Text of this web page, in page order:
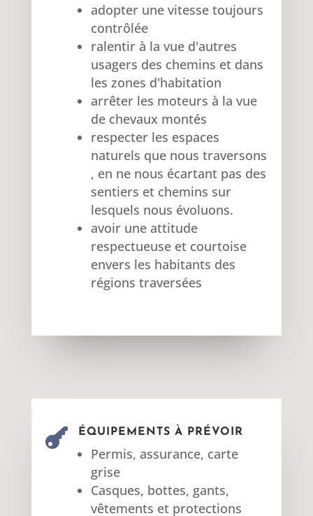
adopter une vitesse toujours
contrôlée
ralentir à la vue d'autres
usagers des chemins et dans
les zones d'habitation
arrêter les moteurs à la vue
de chevaux montés
respecter les espaces
naturels que nous traversons
, en ne nous écartant pas des
sentiers et chemins sur
lesquels nous évoluons.
avoir une attitude
respectueuse et courtoise
envers les habitants des
régions traversées
 ÉQUIPEMENTS À PRÉVOIR
Permis, assurance, carte
grise
Casques, bottes, gants,
vêtements et protections